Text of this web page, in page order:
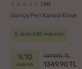
(36)
Gümüş Peri Kanadı Kolye
2. Ürün %30 İndirimli
%10
indirim
1499.90 TL
1349.90 TL